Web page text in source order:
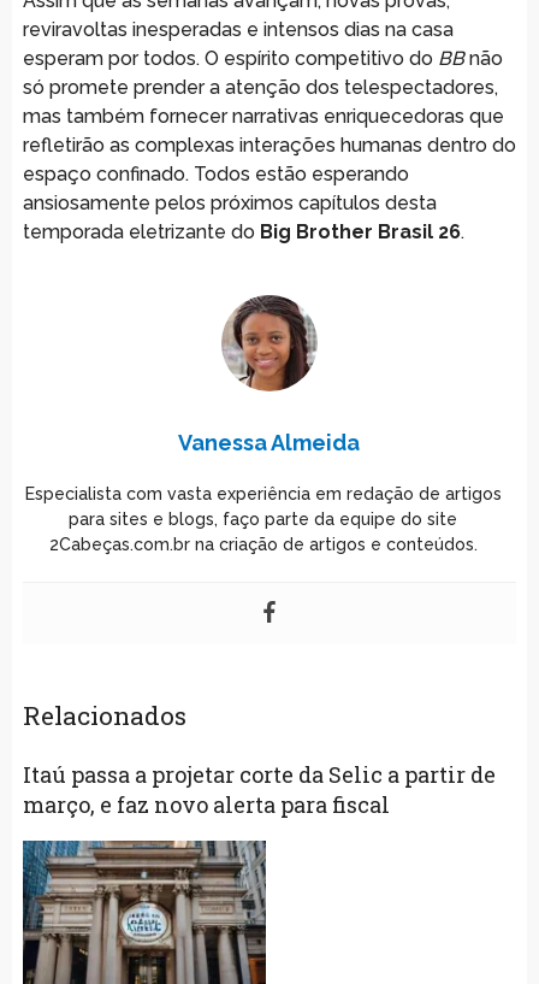
reviravoltas inesperadas e intensos dias na casa
esperam por todos. O espírito competitivo do BBnão
só promete prender a atenção dos telespectadores,
mas também fornecer narrativas enriquecedoras que
refletirão as complexas interações humanas dentro do
espaço confinado. Todos estão esperando
ansiosamente pelos próximos capítulos desta
temporada eletrizante do Big Brother Brasil 26.
Vanessa Almeida
Especialista com vasta experiência em redação de artigos
para sites e blogs, faço parte da equipe do site
2Cabeças.com.br na criação de artigos e conteúdos.
Relacionados
Itaú passa a projetar corte da Selic a partir de
março, e faz novo alerta para fiscal